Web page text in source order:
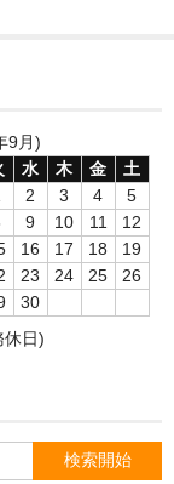
9月)
水 木 金
土
2 3 4
5
9 10 11
12
16 17 18
19
23 24 25
26
30
休日)